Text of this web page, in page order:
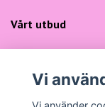
Vårt utbud
Vi